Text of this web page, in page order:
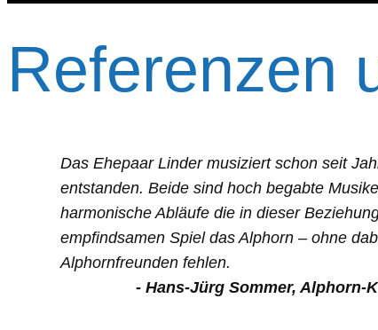
Referenzen
Das Ehepaar Linder musiziert schon seit
entstanden. Beide sind hoch begabte
harmonische Abläufe die in dieser
empfindsamen Spiel das Alphorn – ohne
Alphornfreunden fehlen.
- Hans-Jürg Sommer, Alphorn-